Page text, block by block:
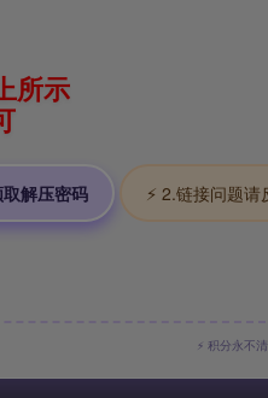
所示
解压密码 ⚡ 2.链接问题
⚡ 积分永不